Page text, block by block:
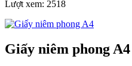
Lượt xem: 2518
Giấy niêm phong A4